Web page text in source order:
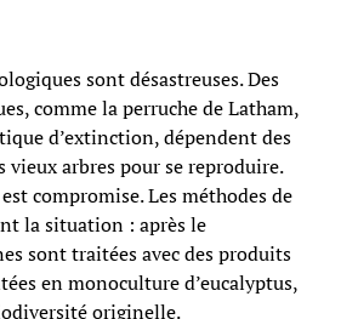
sont désastreuses. Des
comme la perruche de Latham,
d’extinction, dépendent des
vieux arbres pour se reproduire.
compromise. Les méthodes de
la situation : après le
sont traitées avec des produits
en monoculture d’eucalyptus,
originelle.